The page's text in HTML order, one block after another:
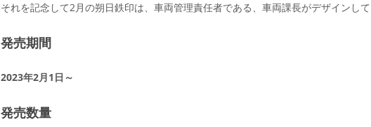
それを記念して2月の朔日鉄印は、車両管理責任者である、車両課長がデザインし
発売期間
2023年2月1日～
発売数量